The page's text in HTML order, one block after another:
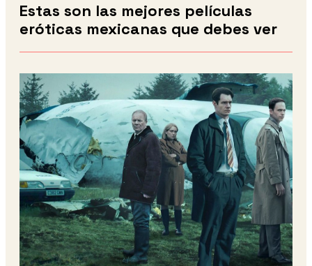
Estas son las mejores películas
eróticas mexicanas que debes ver